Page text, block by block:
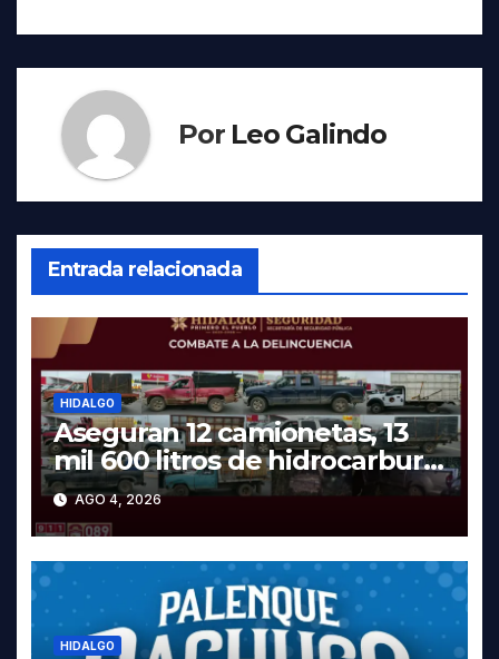
Por Leo Galindo
Entrada relacionada
HIDALGO
Aseguran 12 camionetas, 13
mil 600 litros de hidrocarburo
y dos vehículos robados en
Tula
AGO 4, 2026
HIDALGO